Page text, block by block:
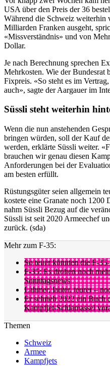
USA über den Preis der 36
Während die Schweiz weiterhin
Milliarden Franken ausgeht,
«Missverständnis» und von
Dollar.
Je nach Berechnung sprechen
Mehrkosten. Wie der Bundesrat
Fixpreis. «So steht es im
auch», sagte der Aargauer im
Süssli steht weiterhin
Wenn die nun anstehenden
bringen würden, soll der Kauf
werden, erklärte Süssli weiter.
brauchen wir genau diesen
Anforderungen bei der
am besten erfüllt.
Rüstungsgüter seien allgemein
kostete eine Granate noch 1200
nahm Süssli Bezug auf die
Süssli ist seit 2020 Armeechef
zurück. (sda)
Mehr zum F-35:
So teuer könnten die F-
F-35: Es drohen noch
Sonntagsnews
Lahmer, lauter, teurer –
Er schrieb 2022 ein Buch
Kampfjet-Schlamassel
Themen
Schweiz
Armee
Kampfjets